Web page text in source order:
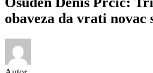
obaveza da vrati novac